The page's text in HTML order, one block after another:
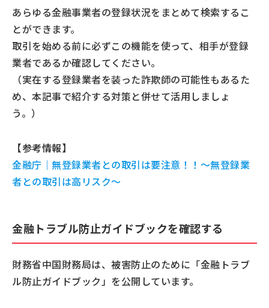
あらゆる金融事業者の登録状況をまとめて検索するこ
とができます。
取引を始める前に必ずこの機能を使って、相手が登録
業者であるか確認してください。
（実在する登録業者を装った詐欺師の可能性もあるた
め、本記事で紹介する対策と併せて活用しましょ
う。）
【参考情報】
金融庁｜無登録業者との取引は要注意！！～無登録業
者との取引は高リスク～
金融トラブル防止ガイドブックを確認する
財務省中国財務局は、被害防止のために「金融トラブ
ル防止ガイドブック」を公開しています。